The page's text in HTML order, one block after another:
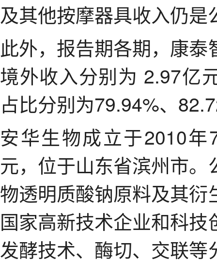
及其他按摩器具收入仍
此外，报告期各期，康
境外收入分别为 2.97亿
占比分别为79.94%、
安华生物成立于2010
元，位于山东省滨州市
物透明质酸钠原料及其
国家高新技术企业和科
发酵技术、酶切、交联